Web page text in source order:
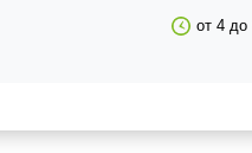
от 4 до